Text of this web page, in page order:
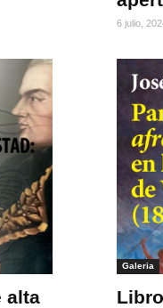
6 julio,
alta
Galeria